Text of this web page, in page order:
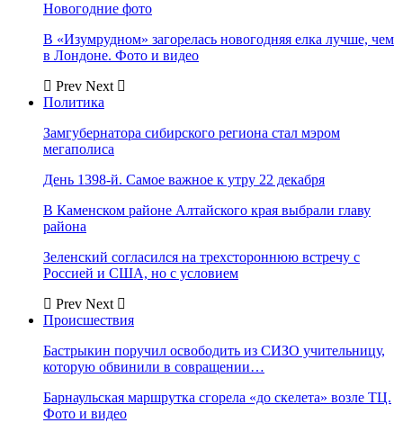
Новогодние фото
В «Изумрудном» загорелась новогодняя елка лучше, чем
в Лондоне. Фото и видео
Prev Next
Политика
Замгубернатора сибирского региона стал мэром
мегаполиса
День 1398-й. Самое важное к утру 22 декабря
В Каменском районе Алтайского края выбрали главу
района
Зеленский согласился на трехстороннюю встречу с
Россией и США, но с условием
Prev Next
Происшествия
Бастрыкин поручил освободить из СИЗО учительницу,
которую обвинили в совращении…
Барнаульская маршрутка сгорела «до скелета» возле ТЦ.
Фото и видео